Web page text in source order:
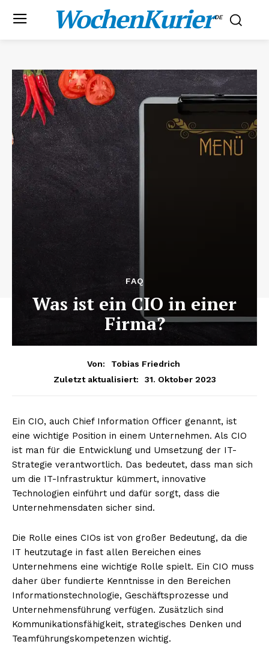
WochenKurier.DE
FAQ
Was ist ein CIO in einer
Firma?
Von:
Tobias Friedrich
Zuletzt aktualisiert:
31. Oktober 2023
Ein CIO, auch Chief Information Officer genannt, ist
eine wichtige Position in einem Unternehmen. Als CIO
ist man für die Entwicklung und Umsetzung der IT-
Strategie verantwortlich. Das bedeutet, dass man sich
um die IT-Infrastruktur kümmert, innovative
Technologien einführt und dafür sorgt, dass die
Unternehmensdaten sicher sind.
Die Rolle eines CIOs ist von großer Bedeutung, da die
IT heutzutage in fast allen Bereichen eines
Unternehmens eine wichtige Rolle spielt. Ein CIO muss
daher über fundierte Kenntnisse in den Bereichen
Informationstechnologie, Geschäftsprozesse und
Unternehmensführung verfügen. Zusätzlich sind
Kommunikationsfähigkeit, strategisches Denken und
Teamführungskompetenzen wichtig.